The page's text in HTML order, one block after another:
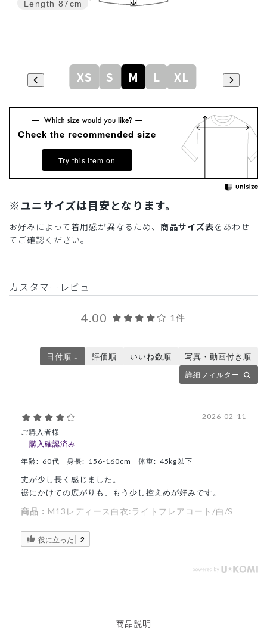
Length 87cm
XS S M L XL
Check the recommended size
Try this item on
※ユニサイズは目安となります。
お好みによって着用感が異なるため、 商品サイズ表をあわせ
てご確認ください。
カスタマーレビュー
4.00 1件
詳細フィルター
日付順 ↓ 評価順 いいね数順 写真・動画付き順
ご購入者様
購入確認済み
2026-02-11
年齢: 60代 身長: 156-160cm 体重: 45kg以下
丈が少し長く感じました。
裾にかけての広がりも、もう少し控えめが好みです。
商品： M13レディース白衣:ライトフレアコート/白/S
役に立った 2
商品説明